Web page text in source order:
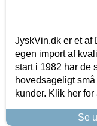
JyskVin.dk er et af
egen import af
start i 1982 har de
hovedsageligt
kunder. Klik her
Se